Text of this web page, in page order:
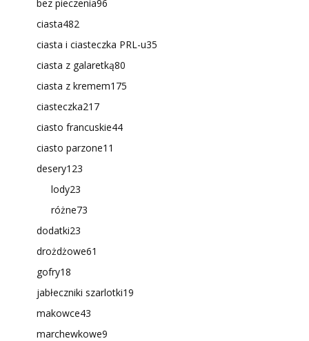
bez pieczenia96
ciasta482
ciasta i ciasteczka PRL-u35
ciasta z galaretką80
ciasta z kremem175
ciasteczka217
ciasto francuskie44
ciasto parzone11
desery123
lody23
różne73
dodatki23
drożdżowe61
gofry18
jabłeczniki szarlotki19
makowce43
marchewkowe9